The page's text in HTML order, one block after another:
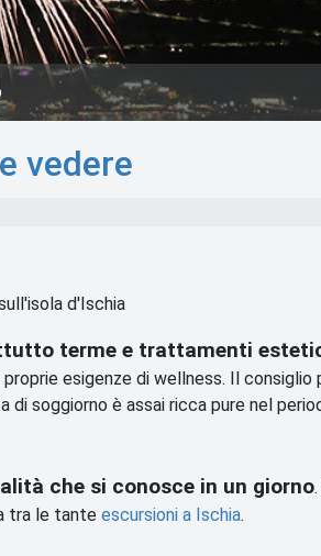
vedere
d'Ischia
terme e trattamenti
esigenze di wellness. Il consiglio
soggiorno è assai ricca pure nel
che si conosce in un giorno
tra le tante escursioni a Ischia.